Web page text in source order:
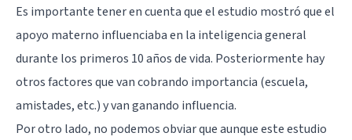
Es importante tener en cuenta que el estudio mostró que el
apoyo materno influenciaba en la inteligencia general
durante los primeros 10 años de vida. Posteriormente hay
otros factores que van cobrando importancia (escuela,
amistades, etc.) y van ganando influencia.
Por otro lado, no podemos obviar que aunque este estudio